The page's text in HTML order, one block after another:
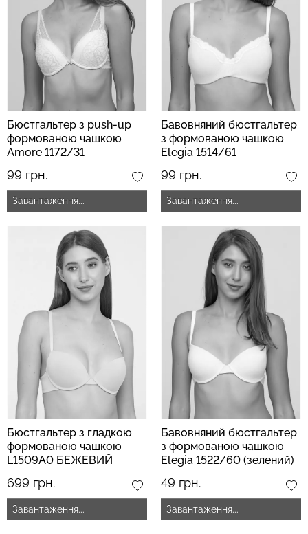
Бюстгальтер з push-up
формованою чашкою
Amore 1172/31
99 грн.
Завантаження...
Бавовняний бюстгальтер
з формованою чашкою
Elegia 1514/61
99 грн.
Завантаження...
Бюстгальтер з гладкою
формованою чашкою
L1509A0 БЕЖЕВИЙ
699 грн.
Завантаження...
Бавовняний бюстгальтер
з формованою чашкою
Elegia 1522/60 (зелений)
49 грн.
Завантаження...
Безшовні легінси
LEGGINGS (чорний) Giulia
482 грн.689 грн.
Безшовні бразиліана з
легкою корекцією
BRASILIAN SHAPEWEAR
black (чорний) Giulia
258 грн.369 грн.
Безшовні стрінги STRING
BRIEFS (чорний) Giulia
179 грн.299 грн.
Топ на бретелях в рубчик
CAMI TOP RIB black
(чорний) Giulia
299 грн.499 грн.